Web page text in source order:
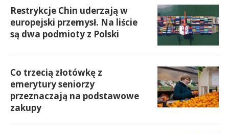
Restrykcje Chin uderzają w
europejski przemysł. Na liście
są dwa podmioty z Polski
Co trzecią złotówkę z
emerytury seniorzy
przeznaczają na podstawowe
zakupy